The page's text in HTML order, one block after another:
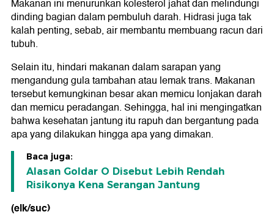
Makanan ini menurunkan kolesterol jahat dan melindungi
dinding bagian dalam pembuluh darah. Hidrasi juga tak
kalah penting, sebab, air membantu membuang racun dari
tubuh.
Selain itu, hindari makanan dalam sarapan yang
mengandung gula tambahan atau lemak trans. Makanan
tersebut kemungkinan besar akan memicu lonjakan darah
dan memicu peradangan. Sehingga, hal ini mengingatkan
bahwa kesehatan jantung itu rapuh dan bergantung pada
apa yang dilakukan hingga apa yang dimakan.
Baca juga:
Alasan Goldar O Disebut Lebih Rendah
Risikonya Kena Serangan Jantung
(elk/suc)